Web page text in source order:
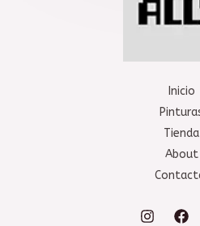
Inicio
Tienda
About